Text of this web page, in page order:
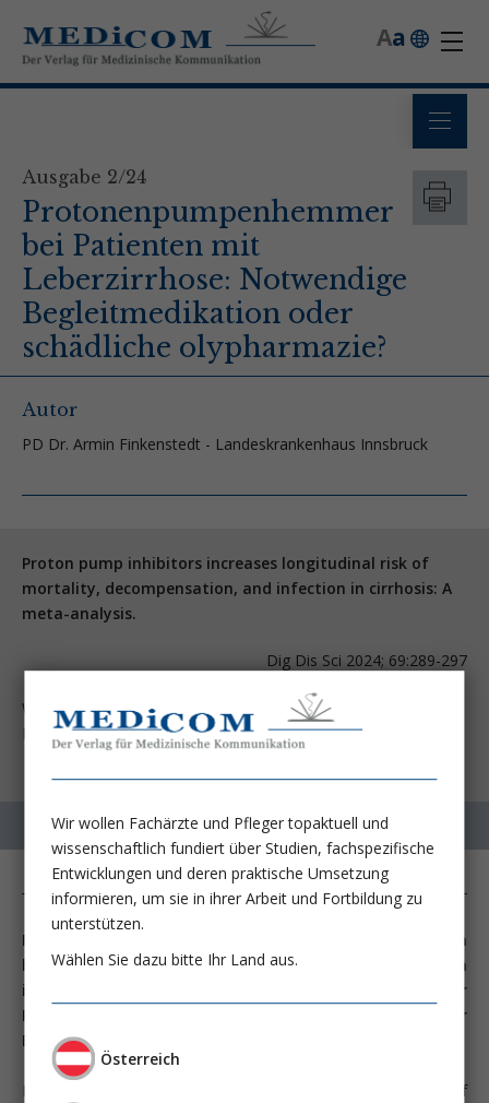
a
A
Ausgabe 2/24
Protonenpumpenhemmer
bei Patienten mit
Leberzirrhose: Notwendige
Begleitmedikation oder
schädliche olypharmazie?
Autor
PD Dr. Armin Finkenstedt - Landeskrankenhaus Innsbruck
Proton pump inhibitors increases longitudinal risk of
mortality, decompensation, and infection in cirrhosis: A
meta-analysis.
Dig Dis Sci 2024; 69:289-297
Wong ZY, Koh JH, Muthiah M, Koh B, Ong EYH, Ong CEY, Ou
KQ, Lim WH, et al.
Protonenpumpenhemmer (PPI) gehören zu den am
häufigsten eingenommenen Medikamenten und werden
insbesondere im Intensivbereich regelmäßig zur
Prophylaxe von Stressulkus und oberer gastrointestinaler
Blutung verordnet.
In der klinischen Praxis erlebt man häufig, dass eine einmal auf
Wir wollen Fachärzte und Pfleger topaktuell und
wissenschaftlich fundiert über Studien, fachspezifische
Entwicklungen und deren praktische Umsetzung
informieren, um sie in ihrer Arbeit und Fortbildung zu
unterstützen.
Wählen Sie dazu bitte Ihr Land aus.
Österreich